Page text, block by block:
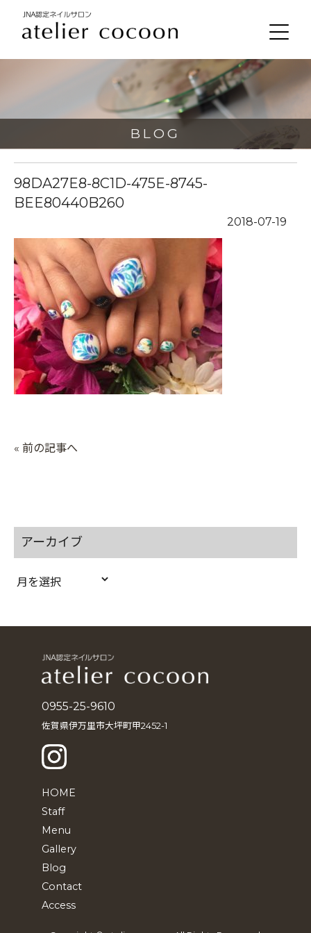
BLOG
98DA27E8-8C1D-475E-8745-
BEE80440B260
2018-07-19
« 前の記事へ
アーカイブ
ア
0955-25-9610
佐賀県伊万里市大坪町甲2452-1
HOME
Staff
Menu
Gallery
Blog
Contact
Access